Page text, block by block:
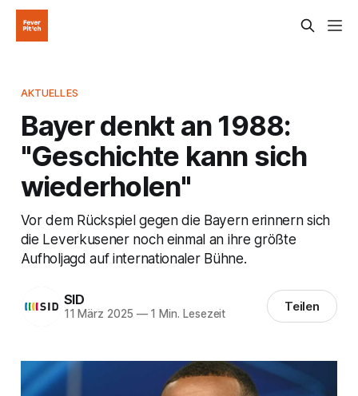
AKTUELLES
Bayer denkt an 1988:
"Geschichte kann sich
wiederholen"
Vor dem Rückspiel gegen die Bayern erinnern sich
die Leverkusener noch einmal an ihre größte
Aufholjagd auf internationaler Bühne.
SID
11 März 2025 —1 Min. Lesezeit Teilen